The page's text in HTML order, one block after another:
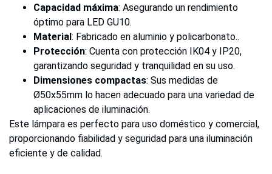
Capacidad máxima: Asegurando un rendimiento
óptimo para LED GU10.
Material: Fabricado en aluminio y policarbonato..
Protección: Cuenta con protección IK04 y IP20,
garantizando seguridad y tranquilidad en su uso.
Dimensiones compactas: Sus medidas de
Ø50x55mm lo hacen adecuado para una variedad de
aplicaciones de iluminación.
Este lámpara es perfecto para uso doméstico y comercial,
proporcionando fiabilidad y seguridad para una iluminación
eficiente y de calidad.